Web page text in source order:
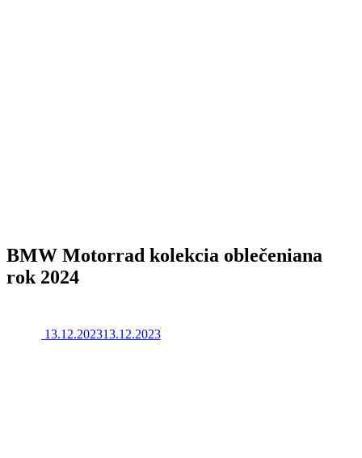
BMW Motorrad kolekcia oblečeniana
rok 2024
13.12.202313.12.2023